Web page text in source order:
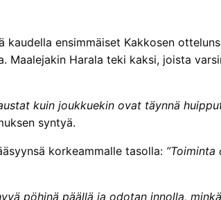
kaudella ensimmäiset Kakkosen
Harala teki kaksi, joista
kuin joukkuekin ovat täynnä
syntyä.
korkeammalle tasolla:
pöhinä päällä ja odotan innolla,